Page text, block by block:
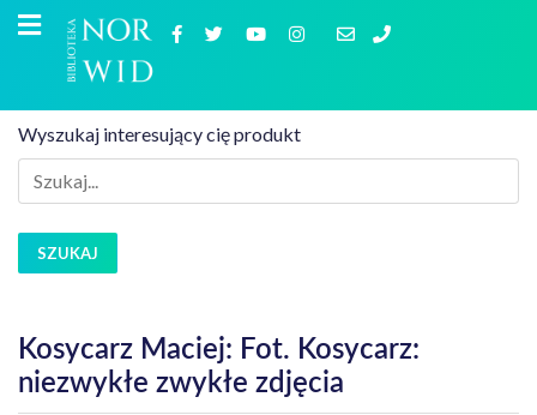
Wyszukaj interesujący cię produkt
SZUKAJ
Kosycarz Maciej: Fot. Kosycarz:
niezwykłe zwykłe zdjęcia